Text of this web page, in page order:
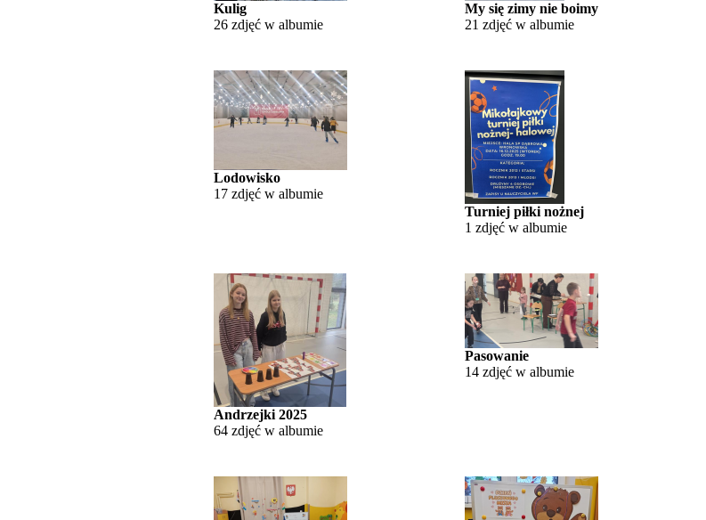
Kulig
26 zdjęć w albumie
My się zimy nie boimy
21 zdjęć w albumie
Lodowisko
17 zdjęć w albumie
Turniej piłki nożnej
1 zdjęć w albumie
Andrzejki 2025
64 zdjęć w albumie
Pasowanie
14 zdjęć w albumie